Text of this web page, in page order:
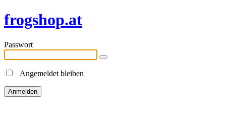
frogshop.at
Passwort
Angemeldet bleiben